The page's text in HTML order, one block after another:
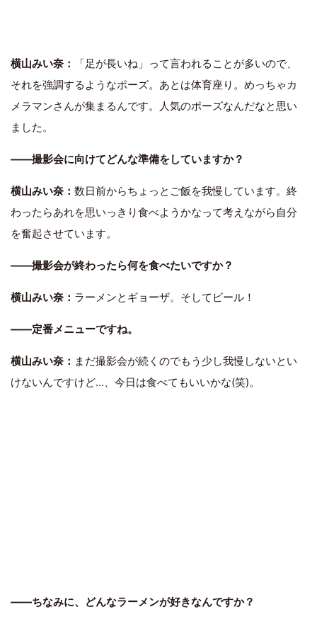
横山みい奈：
「足が長いね」って言われることが多いので、
それを強調するようなポーズ。あとは体育座り。めっちゃカ
メラマンさんが集まるんです。人気のポーズなんだなと思い
ました。
――撮影会に向けてどんな準備をしていますか？
横山みい奈： 数日前からちょっとご飯を我慢しています。終
わったらあれを思いっきり食べようかなって考えながら自分
を奮起させています。
――撮影会が終わったら何を食べたいですか？
横山みい奈： ラーメンとギョーザ。そしてビール！
――定番メニューですね。
横山みい奈： まだ撮影会が続くのでもう少し我慢しないとい
けないんですけど…、今日は食べてもいいかな(笑)。
――ちなみに、どんなラーメンが好きなんですか？